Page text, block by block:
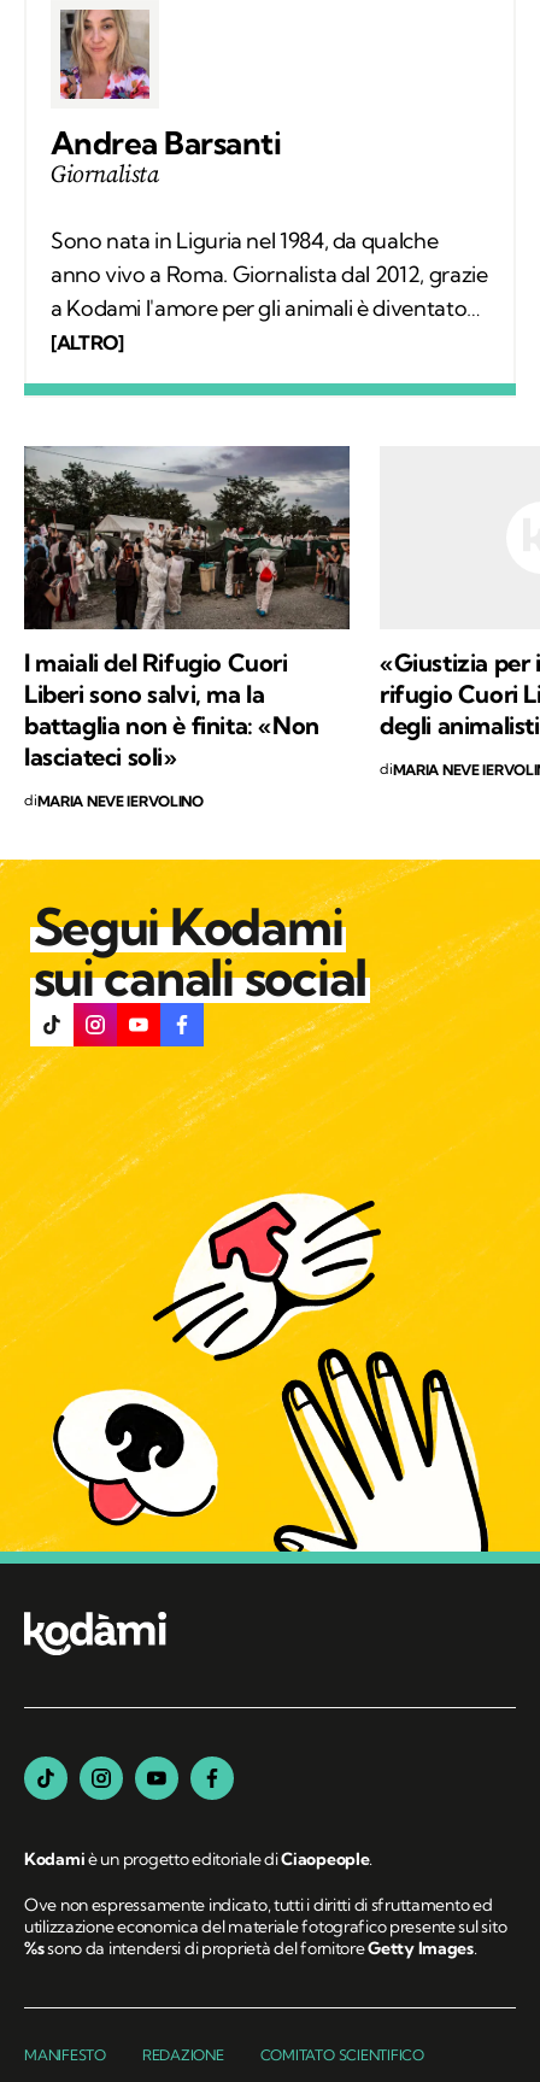
Andrea Barsanti
Giornalista
Sono nata in Liguria nel 1984, da qualche
anno vivo a Roma. Giornalista dal 2012, grazie
a Kodami l'amore per gli animali è diventato
un lavoro attraverso cui provo a fare la
libero tanti libri, qualche viaggio e una
continua scoperta di ciò che mi circonda.
[ALTRO]
I maiali del Rifugio Cuori
Liberi sono salvi, ma la
battaglia non è finita: «Non
lasciateci soli»
diMARIA NEVE IERVOLINO
«Giustizia per
rifugio Cuori
degli
diMARIA NEVE
Segui Kodami
sui canali social
Kodamiè un progetto editoriale diCiaopeople.
Ove non espressamente indicato, tutti i diritti di sfruttamento ed
utilizzazione economica del materiale fotografico presente sul sito
%ssono da intendersi di proprietà del fornitoreGetty Images.
MANIFESTO REDAZIONE COMITATO SCIENTIFICO